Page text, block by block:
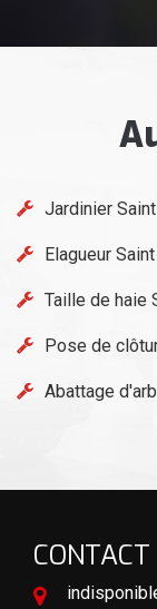
Jardinier
Elagueur
Taille de haie
Pose de
Abattage
CONTACT